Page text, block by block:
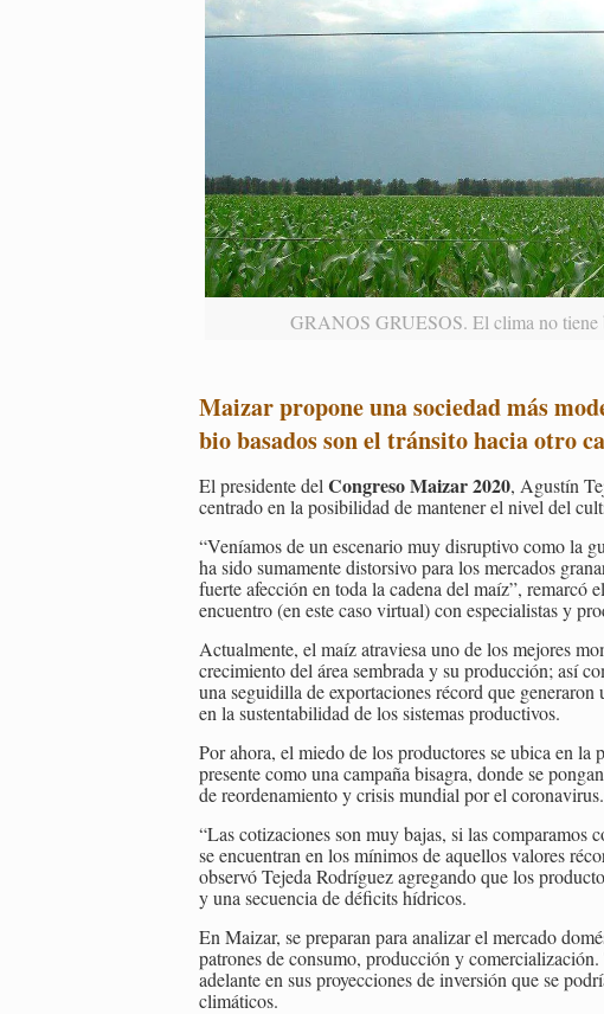
GRANOS GRUESOS. El clima no tiene
Maizar propone una sociedad más
bio basados son el tránsito hacia otro
El presidente delCongreso Maizar 2020, Agustín
centrado en la posibilidad de mantener el nivel del
“Veníamos de un escenario muy disruptivo como la
ha sido sumamente distorsivo para los mercados
fuerte afección en toda la cadena del maíz”, remarcó
encuentro (en este caso virtual) con especialistas y
Actualmente, el maíz atraviesa uno de los mejores
crecimiento del área sembrada y su producción; así
una seguidilla de exportaciones récord que
en la sustentabilidad de los sistemas productivos.
Por ahora, el miedo de los productores se ubica en la
presente como una campaña bisagra, donde se
de reordenamiento y crisis mundial por el coronavirus.
“Las cotizaciones son muy bajas, si las comparamos
se encuentran en los mínimos de aquellos valores
observó Tejeda Rodríguez agregando que los
y una secuencia de déficits hídricos.
En Maizar, se preparan para analizar el mercado
patrones de consumo, producción y
adelante en sus proyecciones de inversión que se
climáticos.